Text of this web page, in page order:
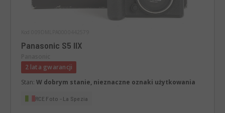
Panasonic S5 IIX
2 lata gwarancji
Stan: W dobrym stanie, nieznaczne oznaki użytkowania
RCE Foto - La Spezia